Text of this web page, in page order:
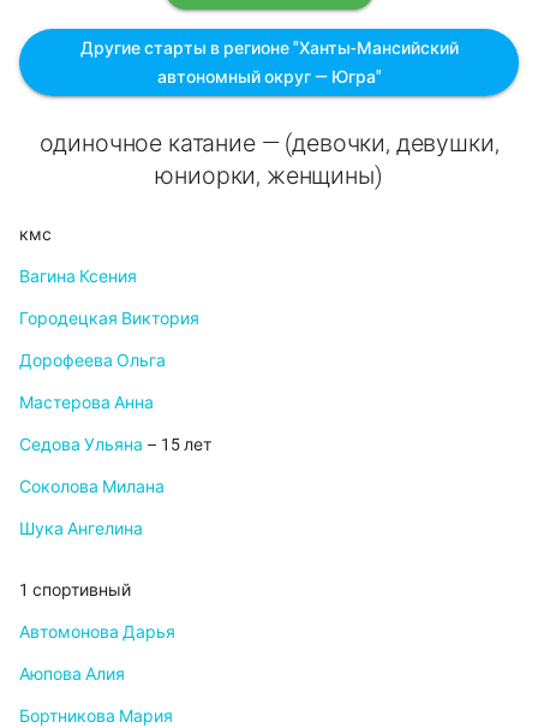
Другие старты в регионе "Ханты-Мансийский
автономный округ — Югра"
одиночное катание — (девочки, девушки,
юниорки, женщины)
кмс
Вагина Ксения
Городецкая Виктория
Дорофеева Ольга
Мастерова Анна
Седова Ульяна – 15 лет
Соколова Милана
Шука Ангелина
1 спортивный
Автомонова Дарья
Аюпова Алия
Бортникова Мария